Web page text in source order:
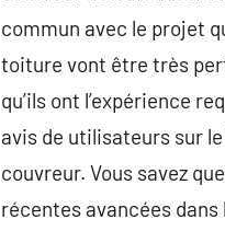
commun avec le projet
toiture vont être très
qu’ils ont l’expérience
avis de utilisateurs sur
couvreur. Vous savez
récentes avancées